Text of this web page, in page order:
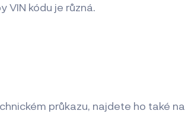
VIN kódu je různá.
průkazu, najdete ho také na